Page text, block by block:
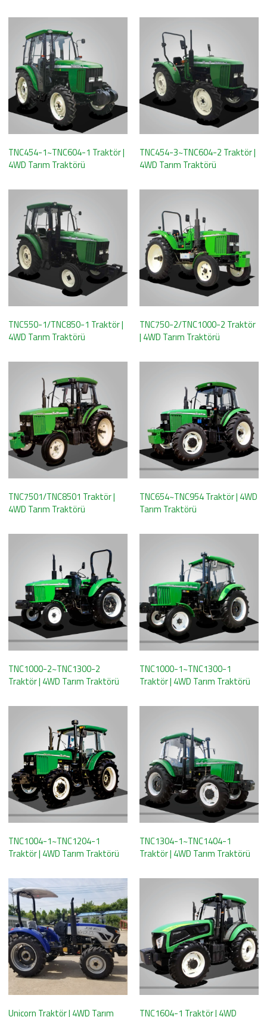
TNC454-1~TNC604-1 Traktör |
4WD Tarım Traktörü
TNC454-3~TNC604-2 Traktör |
4WD Tarım Traktörü
TNC550-1/TNC850-1 Traktör |
4WD Tarım Traktörü
TNC750-2/TNC1000-2 Traktör
| 4WD Tarım Traktörü
TNC7501/TNC8501 Traktör |
4WD Tarım Traktörü
TNC654~TNC954 Traktör | 4WD
Tarım Traktörü
TNC1000-2~TNC1300-2
Traktör | 4WD Tarım Traktörü
TNC1000-1~TNC1300-1
Traktör | 4WD Tarım Traktörü
TNC1004-1~TNC1204-1
Traktör | 4WD Tarım Traktörü
TNC1304-1~TNC1404-1
Traktör | 4WD Tarım Traktörü
Unicorn Traktör | 4WD Tarım TNC1604-1 Traktör | 4WD